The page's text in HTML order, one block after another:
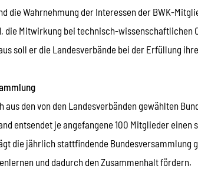
die Wahrnehmung der Interessen der BWK-
die Mitwirkung bei technisch-wissenschaftlichen
soll er die Landesverbände bei der Erfüllung
aus den von den Landesverbänden gewählten
entsendet je angefangene 100 Mitglieder
die jährlich stattfindende Bundesversammlung
und dadurch den Zusammenhalt fördern.